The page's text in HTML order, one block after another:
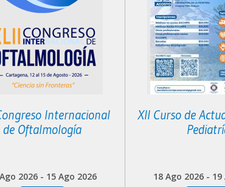
Internacional
de Oftalmología
2026 - 15 Ago 2026
XII Curso de
18 Ago 2026 - 19